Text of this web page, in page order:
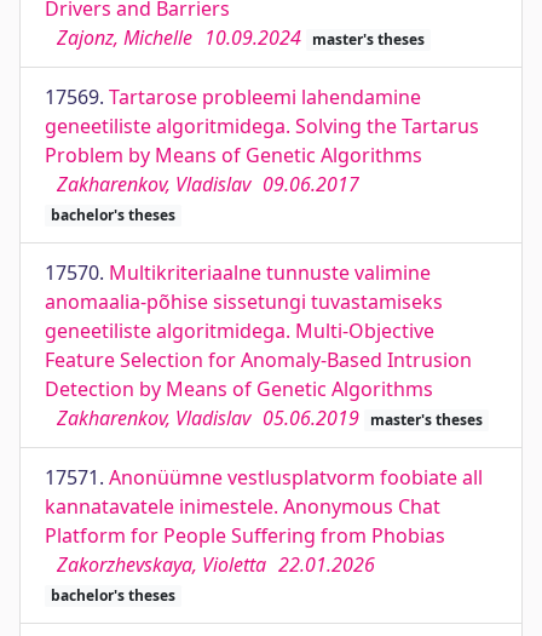
Drivers and Barriers
Zajonz, Michelle 10.09.2024 master's theses
17569. Tartarose probleemi lahendamine
geneetiliste algoritmidega. Solving the Tartarus
Problem by Means of Genetic Algorithms
Zakharenkov, Vladislav 09.06.2017
bachelor's theses
17570. Multikriteriaalne tunnuste valimine
anomaalia-põhise sissetungi tuvastamiseks
geneetiliste algoritmidega. Multi-Objective
Feature Selection for Anomaly-Based Intrusion
Detection by Means of Genetic Algorithms
Zakharenkov, Vladislav 05.06.2019 master's theses
17571. Anonüümne vestlusplatvorm foobiate all
kannatavatele inimestele. Anonymous Chat
Platform for People Suffering from Phobias
Zakorzhevskaya, Violetta 22.01.2026
bachelor's theses